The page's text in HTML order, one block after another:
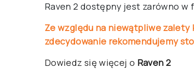
Raven 2 dostępny jest zarówno
Ze względu na niewątpliwe
zdecydowanie rekomendujemy
Dowiedz się więcej o Raven 2